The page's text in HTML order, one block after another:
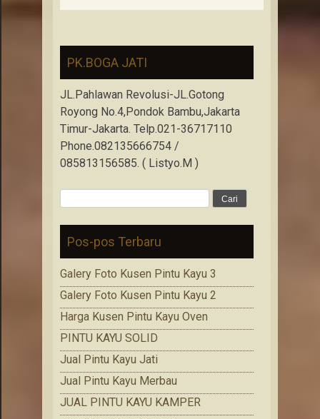
PK.BOGA JATI
JL.Pahlawan Revolusi-JL.Gotong
Royong No.4,Pondok Bambu,Jakarta
Timur-Jakarta. Telp.021-36717110
Phone.082135666754 /
085813156585. ( Listyo.M )
Pos-pos Terbaru
Galery Foto Kusen Pintu Kayu 3
Galery Foto Kusen Pintu Kayu 2
Harga Kusen Pintu Kayu Oven
PINTU KAYU SOLID
Jual Pintu Kayu Jati
Jual Pintu Kayu Merbau
JUAL PINTU KAYU KAMPER